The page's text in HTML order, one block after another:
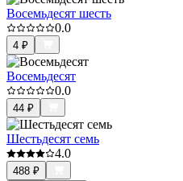
Восемьдесят шесть
0.0
4 ₽
Восемьдесят
0.0
44 ₽
Шестьдесят семь
4.0
488 ₽